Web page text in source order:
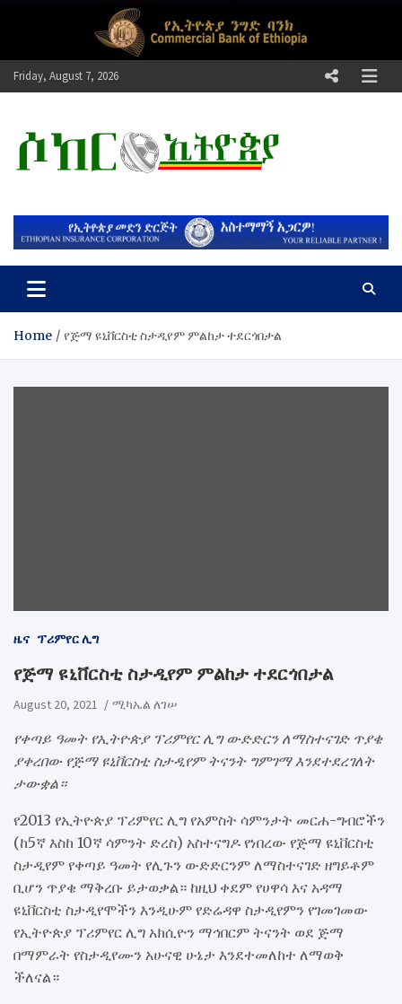
Friday, August 7, 2026
ሶከር ኢትዮጵያ
Home የጅማ ዩኒቨርስቲ ስታዲየም ምልከታ ተደርጎበታል
ዜና ፕሪምየር ሊግ
የጅማ ዩኒቨርስቲ ስታዲየም ምልከታ ተደርጎበታል
August 20, 2021 ሚካኤል ለገሠ
የቀጣይ ዓመት የኢትዮጵያ ፕሪምየር ሊግ ውድድርን ለማስተናገድ ጥያቄ
ያቀረበው የጅማ ዩኒቨርስቲ ስታዲየም ትናንት ግምገማ እንደተደረገለት
ታውቋል።
የ2013 የኢትዮጵያ ፕሪምየር ሊግ የአምስት ሳምንታት መርሐ-ግብሮችን
(ከ5ኛ እስከ 10ኛ ሳምንት ድረስ) አስተናግዶ የነበረው የጅማ ዩኒቨርስቲ
ስታዲየም የቀጣይ ዓመት የሊጉን ውድድርንም ለማስተናገድ ዘግይቶም
ቢሆን ጥያቄ ማቅረቡ ይታወቃል። ከዚህ ቀደም የሀዋሳ እና አዳማ
ዩኒቨርስቲ ስታዲየሞችን እንዲሁም የድሬዳዋ ስታዲየምን የገመገመው
የኢትዮጵያ ፕሪምየር ሊግ አክሲዮን ማኅበርም ትናንት ወደ ጅማ
በማምራት የስታዲየሙን አሁናዊ ሁኔታ እንደተመለከተ ለማወቅ
ችለናል።